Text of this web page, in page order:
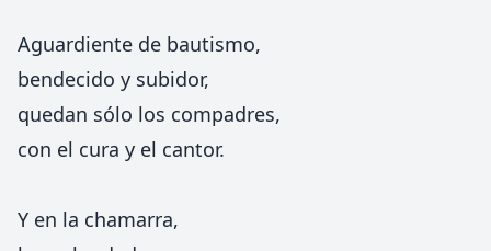
Aguardiente de bautismo,
bendecido y subidor,
quedan sólo los compadres,
con el cura y el cantor.
Y en la chamarra,